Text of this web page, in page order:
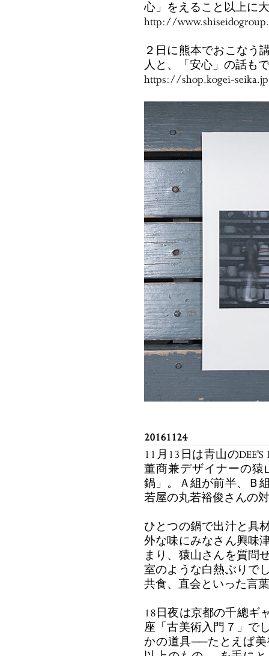
心」をえること以上に
http://
２日に熊本でおこなう
人と、「安心」の話も
https://shop.kogei-
20161124
11月13日は青山の
董商兼デザイナーの
鍋」。Ａ組が前半、Ｂ
若屋の丸若裕俊さんの
ひとつの鍋で出汁と具
外な味にみなさん興味
まり、猿山さんを質問
室のような白熱ぶりで
共食、直会といった言
18日夜は京都の千總ギ
座「古美術入門７」で
かの道具──たとえば